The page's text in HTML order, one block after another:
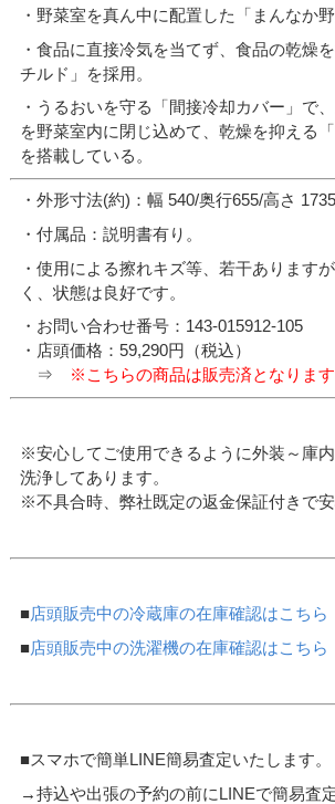
・野菜室を真ん中に配置した「まんなか
・食品に直接冷気を当てず、食品の乾燥
チルド」を採用。
・うるおいを守る「間接冷却カバー」で
を野菜室内に閉じ込めて、乾燥を抑える
を搭載している。
・外形寸法(約)：幅 540/奥行655/高さ
・付属品：説明書有り。
・使用による擦れキズ等、若干あります
く、状態は良好です。
・お問い合わせ番号：143-015912-105
・店頭価格：59,290円（税込）
⇒
※こちらの商品は販売済となります
※安心してご使用できるように外装～庫
洗浄してあります。
※不具合時、弊社既定の返金保証付きで安
■店頭販売中の冷蔵庫の在庫確認はこちら
■店頭販売中の洗濯機の在庫確認はこちら
■スマホで簡単LINE簡易査定いたします。
→持込や出張の予約の前にLINEで簡易査